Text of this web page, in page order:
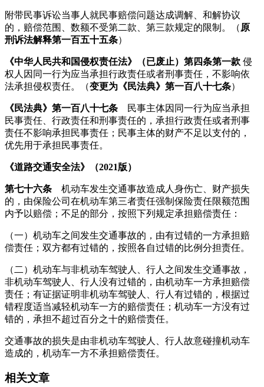
附带民事诉讼当事人就民事赔偿问题达成调解、和解协议
的，赔偿范围、数额不受第二款、第三款规定的限制。（ 原
刑诉法解释第一百五十五条）
《中华人民共和国侵权责任法》（已废止） 第四条第一款 侵
权人因同一行为应当承担行政责任或者刑事责任，不影响依
法承担侵权责任。（变更为《民法典》第一百八十七条）
《民法典》 第一百八十七条 民事主体因同一行为应当承担
民事责任、行政责任和刑事责任的，承担行政责任或者刑事
责任不影响承担民事责任；民事主体的财产不足以支付的，
优先用于承担民事责任。
《道路交通安全法》（2021版）
第七十六条 机动车发生交通事故造成人身伤亡、财产损失
的，由保险公司在机动车第三者责任强制保险责任限额范围
内予以赔偿；不足的部分，按照下列规定承担赔偿责任：
（一）机动车之间发生交通事故的，由有过错的一方承担赔
偿责任；双方都有过错的，按照各自过错的比例分担责任。
（二）机动车与非机动车驾驶人、行人之间发生交通事故，
非机动车驾驶人、行人没有过错的，由机动车一方承担赔偿
责任；有证据证明非机动车驾驶人、行人有过错的，根据过
错程度适当减轻机动车一方的赔偿责任；机动车一方没有过
错的，承担不超过百分之十的赔偿责任。
交通事故的损失是由非机动车驾驶人、行人故意碰撞机动车
造成的，机动车一方不承担赔偿责任。
相关文章